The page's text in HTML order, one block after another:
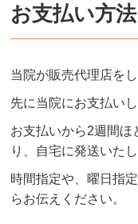
お支払い方
当院が販売代理店を
先に当院にお支払い
お支払いから2週間ほ
り、自宅に発送いたし
時間指定や、曜日指
らお伝えください。